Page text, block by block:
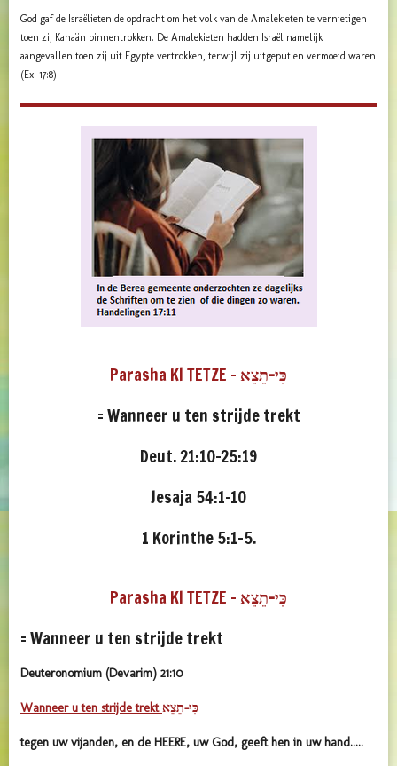
God gaf de Israëlieten de opdracht om het volk van de Amalekieten te vernietigen
toen zij Kanaän binnentrokken. De Amalekieten hadden Israël namelijk
aangevallen toen zij uit Egypte vertrokken, terwijl zij uitgeput en vermoeid waren
(Ex. 17:8).
Parasha KI TETZE -כִּי-תֵצֵא
= Wanneer u ten strijde trekt
Deut. 21:10-25:19
Jesaja 54:1-10
1 Korinthe 5:1-5.
Parasha KI TETZE -כִּי-תֵצֵא
= Wanneer u ten strijde trekt
Deuteronomium (Devarim) 21:10
Wanneer u ten strijde trektכִּי-תֵצֵא
tegen uw vijanden, en de HEERE, uw God, geeft hen in uw hand.....